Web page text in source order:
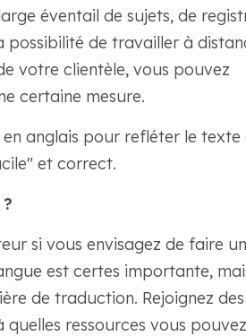
éventail de sujets, de
possibilité de travailler à
votre clientèle, vous pouvez
certaine mesure.
anglais pour refléter le texte
et correct.
si vous envisagez de faire
est certes importante,
de traduction. Rejoignez des
ressources vous